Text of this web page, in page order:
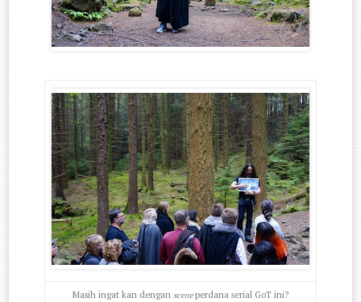
Masih ingat kan dengan sceneperdana serial GoT ini?